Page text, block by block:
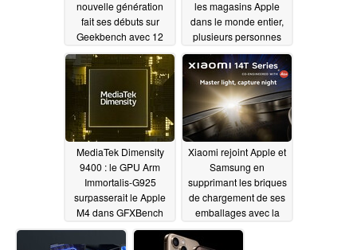
nouvelle génération
fait ses débuts sur
Geekbench avec 12
Go de VRAM.09/26/2024
les magasins Apple
dans le monde entier,
plusieurs personnes
arrêtées09/23/2024
MediaTek Dimensity
9400 : le GPU Arm
Immortalis-G925
surpasserait le Apple
M4 dans GFXBench
09/23/2024
Xiaomi rejoint Apple et
Samsung en
supprimant les briques
de chargement de ses
emballages avec la
sortie du Xiaomi 14T et
du Xiaomi 14T Pro